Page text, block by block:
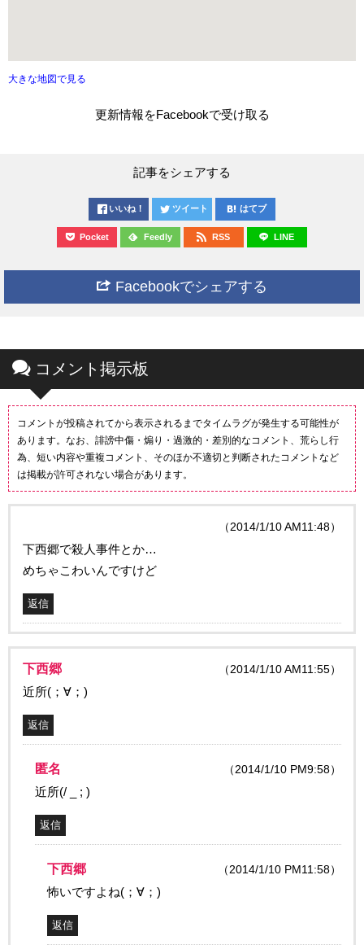
大きな地図で見る
更新情報をFacebookで受け取る
記事をシェアする
いいね！ ツイート はてブ
Pocket Feedly RSS LINE
Facebookでシェアする
コメント掲示板
コメントが投稿されてから表示されるまでタイムラグが発生する可能性が
あります。なお、誹謗中傷・煽り・過激的・差別的なコメント、荒らし行
為、短い内容や重複コメント、そのほか不適切と判断されたコメントなど
は掲載が許可されない場合があります。
（2014/1/10 AM11:48）
下西郷で殺人事件とか…
めちゃこわいんですけど
返信
下西郷 （2014/1/10 AM11:55）
近所(；∀；)
返信
匿名 （2014/1/10 PM9:58）
近所(/ _ ; )
返信
下西郷 （2014/1/10 PM11:58）
怖いですよね(；∀；)
返信